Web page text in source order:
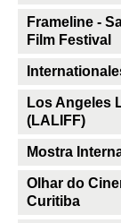
Frameline -
Film Festival
Los Angeles
(LALIFF)
Mostra
Olhar do
Curitiba